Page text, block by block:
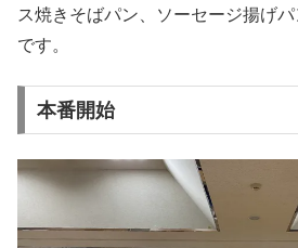
ス焼きそばパン、ソーセージ揚げ
です。
本番開始